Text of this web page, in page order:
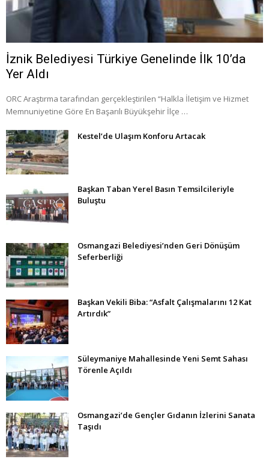
İznik Belediyesi Türkiye Genelinde İlk 10’da
Yer Aldı
ORC Araştırma tarafından gerçekleştirilen “Halkla İletişim ve Hizmet
Memnuniyetine Göre En Başarılı Büyükşehir İlçe …
Kestel’de Ulaşım Konforu Artacak
Başkan Taban Yerel Basın Temsilcileriyle
Buluştu
Osmangazi Belediyesi’nden Geri Dönüşüm
Seferberliği
Başkan Vekili Biba: “Asfalt Çalışmalarını 12 Kat
Artırdık”
Süleymaniye Mahallesinde Yeni Semt Sahası
Törenle Açıldı
Osmangazi’de Gençler Gıdanın İzlerini Sanata
Taşıdı